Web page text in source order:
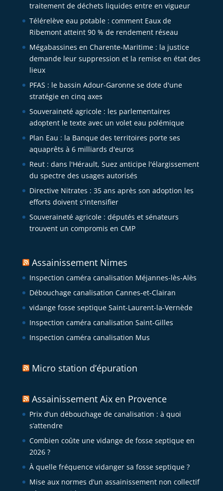
traitement de déchets liquides entre en vigueur
Télérelève eau potable : comment Eaux de
Ribemont atteint 90 % de rendement réseau
Mégabassines en Charente-Maritime : la justice
demande leur suppression et la remise en état des
lieux
PFAS : le bassin Adour-Garonne se dote d'une
stratégie en cinq axes
Souveraineté agricole : les parlementaires
adoptent le texte avec un volet eau polémique
Plan Eau : la Banque des territoires porte ses
aquaprêts à 6 milliards d'euros
Reut : dans l'Hérault, Suez anticipe l'élargissement
du spectre des usages autorisés
Directive Nitrates : 35 ans après son adoption les
efforts doivent s'intensifier
Souveraineté agricole : députés et sénateurs
trouvent un compromis en CMP
Assainissement Nimes
Inspection caméra canalisation Méjannes-lès-Alès
Débouchage canalisation Cannes-et-Clairan
vidange fosse septique Saint-Laurent-la-Vernède
Inspection caméra canalisation Saint-Gilles
Inspection caméra canalisation Mus
Micro station d’épuration
Assainissement Aix en Provence
Prix d’un débouchage de canalisation : à quoi
s’attendre
Combien coûte une vidange de fosse septique en
2026 ?
À quelle fréquence vidanger sa fosse septique ?
Mise aux normes d’un assainissement non collectif